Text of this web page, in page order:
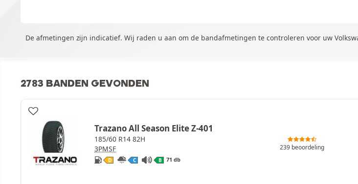
De afmetingen zijn indicatief. Wij raden u aan om de bandafmetingen te controleren voor uw
2783 BANDEN GEVONDEN
Trazano All Season Elite Z-401
185/60 R14 82H
3PMSF
D C B 71 db
239 beoordeling